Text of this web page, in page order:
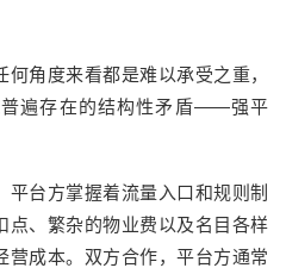
何角度来看都是难以承受之重，
遍存在的结构性矛盾——强平
平台方掌握着流量入口和规则制
点、繁杂的物业费以及名目各样
成本。 双方合作， 平台方通常